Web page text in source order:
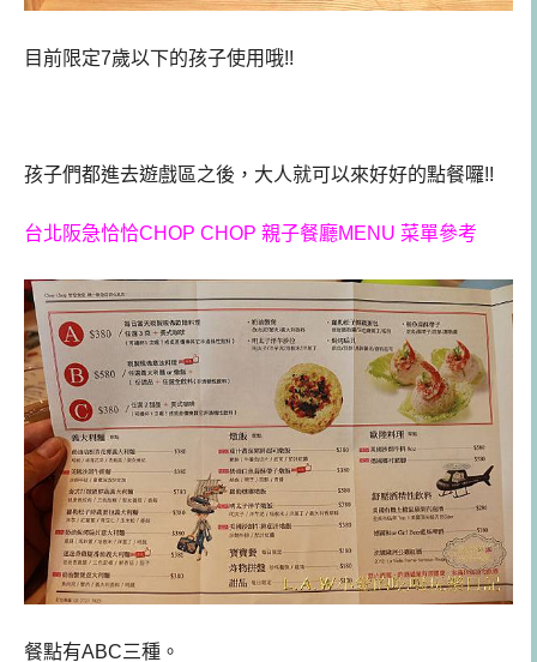
目前限定7歲以下的孩子使用哦!!
孩子們都進去遊戲區之後，大人就可以來好好的點餐囉!!
台北阪急恰恰CHOP CHOP 親子餐廳MENU 菜單參考
餐點有ABC三種。